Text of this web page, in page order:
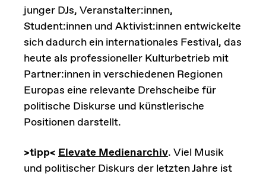
junger DJs, Veranstalter:innen,
Student:innen und Aktivist:innen entwickelte
sich dadurch ein internationales Festival, das
heute als professioneller Kulturbetrieb mit
Partner:innen in verschiedenen Regionen
Europas eine relevante Drehscheibe für
politische Diskurse und künstlerische
Positionen darstellt.
>tipp< Elevate Medienarchiv. Viel Musik
und politischer Diskurs der letzten Jahre ist